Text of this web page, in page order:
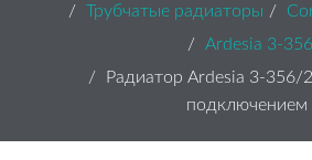
Трубчатые радиаторы
Ardesia 3-356
Радиатор Ardesia 3-356/
подключением